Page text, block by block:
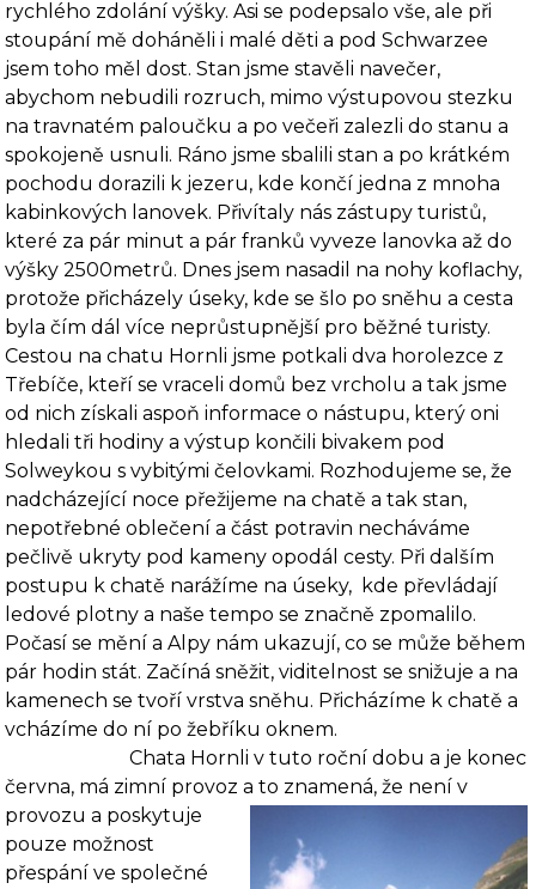
rychlého zdolání výšky. Asi se podepsalo vše, ale při
stoupání mě doháněli i malé děti a pod Schwarzee
jsem toho měl dost. Stan jsme stavěli navečer,
abychom nebudili rozruch, mimo výstupovou stezku
na travnatém paloučku a po večeři zalezli do stanu a
spokojeně usnuli. Ráno jsme sbalili stan a po krátkém
pochodu dorazili k jezeru, kde končí jedna z mnoha
ka­binkových lanovek. Přivítaly nás zástupy turistů,
které za pár minut a pár franků vyveze la­novka až do
výšky 2500metrů. Dnes jsem nasadil na nohy koflachy,
protože přicházely úseky, kde se šlo po sněhu a cesta
byla čím dál více neprůstupnější pro běžné turisty.
Cestou na chatu Hornli jsme potkali dva horolezce z
Třebíče, kteří se vraceli domů bez vrcholu a tak jsme
od nich získali aspoň informace o nástupu, který oni
hledali tři hodiny a výstup končili bivakem pod
Solweykou s vybitými čelovkami. Rozhodujeme se, že
nadcházející noce přeži­jeme na chatě a tak stan,
nepotřebné oblečení a část potravin necháváme
pečlivě ukryty pod kameny opodál cesty. Při dalším
postupu k chatě narážíme na úseky, kde převládají
ledové plotny a naše tempo se značně zpomalilo.
Počasí se mění a Alpy nám ukazují, co se může bě­hem
pár hodin stát. Začíná sněžit, viditelnost se snižuje a na
kamenech se tvoří vrstva sněhu. Přichá­zíme k chatě a
vcházíme do ní po žebříku oknem.
Chata Hornli v tuto roční dobu a je konec
června, má zimní provoza to zna­mená, že není v
provozu a poskytuje
pouze možnost
přespání ve společné